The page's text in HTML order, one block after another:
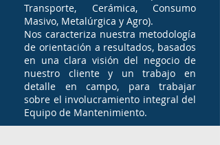
Transporte, Cerámica, Consumo
Masivo, Metalúrgica y Agro).
Nos caracteriza nuestra metodología
de orientación a resultados, basados
en una clara visión del negocio de
nuestro cliente y un trabajo en
detalle en campo, para trabajar
sobre el involucramiento integral del
Equipo de Mantenimiento.